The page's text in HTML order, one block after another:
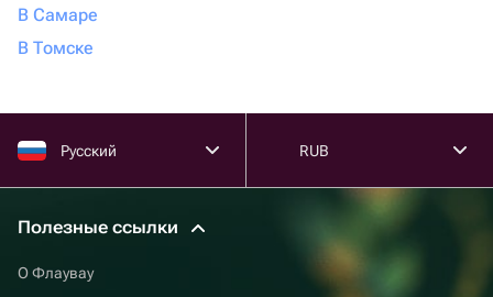
В Самаре
В Томске
Русский RUB
Полезные ссылки
О Флаувау